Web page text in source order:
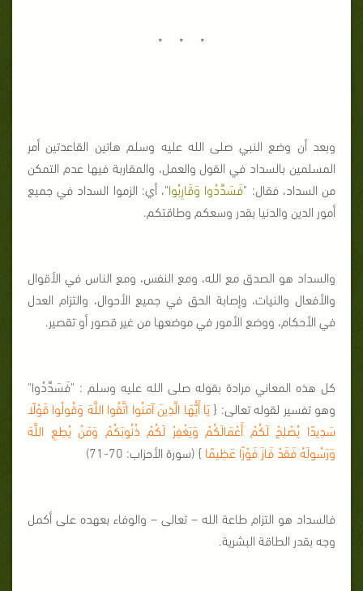
* * *
وبعد أن وضع النبي صلى الله عليه وسلم هاتين القاعدتين أمر
المسلمين بالسداد في القول والعمل، والمقاربة فيها عدم التمكن
من السداد، فقال: "فَسَدِّدُوا وَقَارِبُوا"، أي: الزموا السداد في جميع
أمور الدين والدنيا بقدر وسعكم وطاقتكم.
والسداد هو الصدق مع الله، ومع النفس، ومع الناس في الأقوال
والأفعال والنيات، وإصابة الحق في جميع الأحوال، والتزام العدل
في الأحكام، ووضع الأمور في موضعها من غير قصور أو تقصير.
كل هذه المعاني مرادة بقوله صلى الله عليه وسلم : "فَسَدِّدُوا"
وهو تفسير لقوله تعالى: {يَا أَيُّهَا الَّذِينَ آمَنُوا اتَّقُوا اللَّهَ وَقُولُوا قَوْلًا
سَدِيدًا يُصْلِحْ لَكُمْ أَعْمَالَكُمْ وَيَغْفِرْ لَكُمْ ذُنُوبَكُمْ وَمَنْ يُطِعِ اللَّهَ
وَرَسُولَهُ فَقَدْ فَازَ فَوْزًا عَظِيمًا } (سورة الأحزاب: 70-71)
فالسداد هو التزام طاعة الله – تعالى – والوفاء بعهده على أكمل
وجه بقدر الطاقة البشرية.